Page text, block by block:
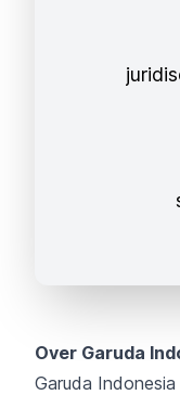
Over Garuda
Garuda